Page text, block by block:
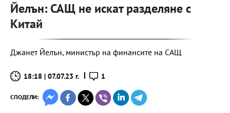
Йелън: САЩ не искат разделяне с
Китай
Джанет Йелън, министър на финансите на САЩ
18:18 | 07.07.23 г. 1
СПОДЕЛИ: